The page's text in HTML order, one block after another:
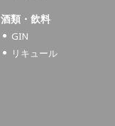
酒類・飲料
GIN
リキュール